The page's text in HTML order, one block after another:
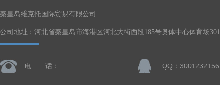
秦皇岛维克托国际贸易有限公司
公司地址：河北省秦皇岛市海港区河北大街西段185号奥体中心体育场
电 话： QQ：3001232156